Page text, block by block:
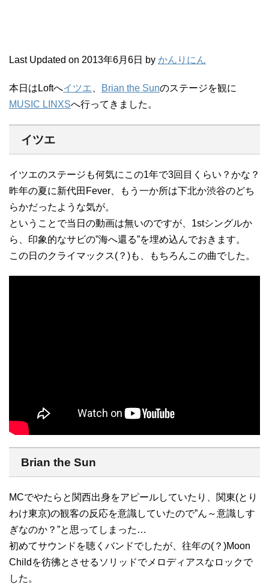
Last Updated on 2013年6月6日 by かんりにん
本日はLoftへイツエ Brian the Sunのステージを観に
MUSIC LINXSへ行ってきました。
イツエ
イツエのステージも何気にこの1年で3回目くらい？かな？
昨年の夏に新代田Fever、もう一か所は下北か渋谷のどち
らかだったような気が。
ということで当日の動画は無いのですが、1stシングルか
ら、印象的なサビの”海へ還る”を埋め込んでおきます。
この日のクライマックス(？)も、もちろんこの曲でした。
Brian the Sun
MCでやたらと関西出身をアピールしていたり、関東(とり
わけ東京)の観客の反応を意識していたので”ん～意識しす
ぎなのか？”と思ってしまった…
初めてサウンドを聴くバンドでしたが、往年の(？)Moon
Childを彷彿とさせるソリッドでメロディアスなロックで
した。